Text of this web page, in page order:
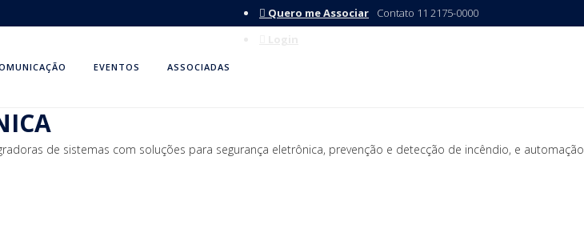
Quero me Associar
Contato 11 2175-0000
EVENTOS ASSOCIADAS
de sistemas com soluções para segurança eletrônica, prevenção e detecção de incêndio, e automação